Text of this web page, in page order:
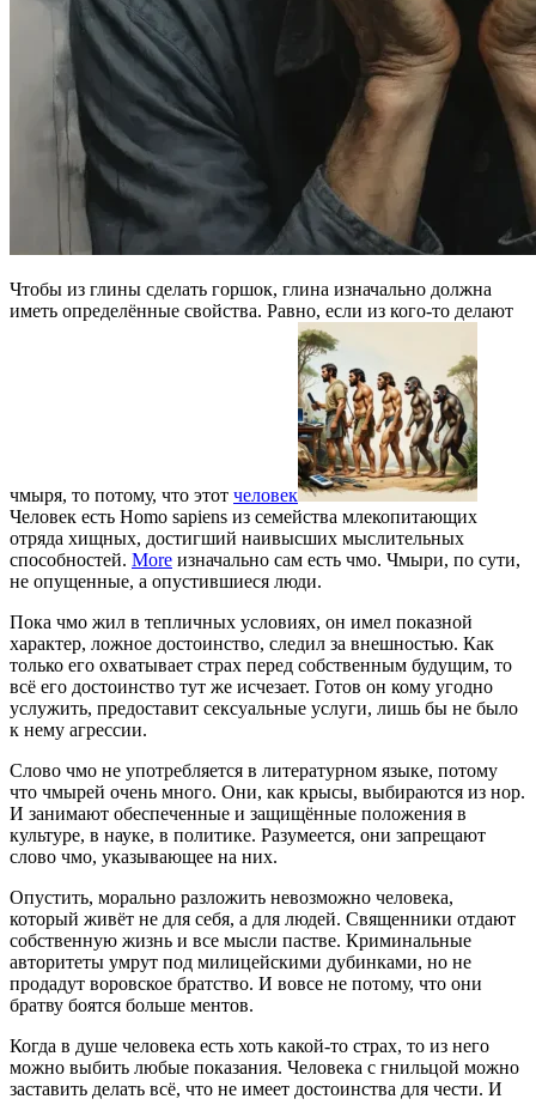
Чтобы из глины сделать горшок, глина изначально должна
иметь определённые свойства. Равно, если из кого-то делают
чмыря, то потому, что этот человек
Человек есть Homo sapiens из семейства млекопитающих
отряда хищных, достигший наивысших мыслительных
способностей. More изначально сам есть чмо. Чмыри, по сути,
не опущенные, а опустившиеся люди.
Пока чмо жил в тепличных условиях, он имел показной
характер, ложное достоинство, следил за внешностью. Как
только его охватывает страх перед собственным будущим, то
всё его достоинство тут же исчезает. Готов он кому угодно
услужить, предоставит сексуальные услуги, лишь бы не было
к нему агрессии.
Слово чмо не употребляется в литературном языке, потому
что чмырей очень много. Они, как крысы, выбираются из нор.
И занимают обеспеченные и защищённые положения в
культуре, в науке, в политике. Разумеется, они запрещают
слово чмо, указывающее на них.
Опустить, морально разложить невозможно человека,
который живёт не для себя, а для людей. Священники отдают
собственную жизнь и все мысли пастве. Криминальные
авторитеты умрут под милицейскими дубинками, но не
продадут воровское братство. И вовсе не потому, что они
братву боятся больше ментов.
Когда в душе человека есть хоть какой-то страх, то из него
можно выбить любые показания. Человека с гнильцой можно
заставить делать всё, что не имеет достоинства для чести. И